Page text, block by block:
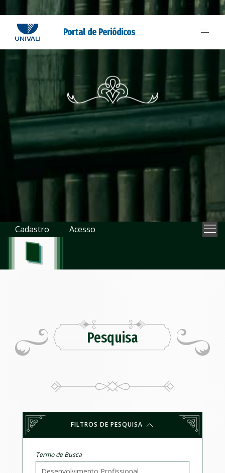
Portal de Periódicos
Cadastro Acesso
Pesquisa
FILTROS DE PESQUISA
Termo de Busca